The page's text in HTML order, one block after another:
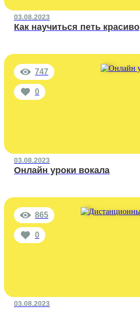
03.08.2023
Как научиться петь красиво
747
0
03.08.2023
Онлайн уроки вокала
865
0
03.08.2023